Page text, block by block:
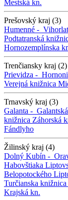
Mestská kn.
Prešovský kraj (3)
Humenné -
Podtatranská
Hornozemplínska
Trenčiansky kraj (2)
Prievidza -
Verejná knižnica
Trnavský kraj (3)
Galanta -
knižnica Záhorská
Fándlyho
Žilinský kraj (4)
Dolný Kubín -
Habovštiaka
Belopotockého
Turčianska knižnica
Krajská kn.